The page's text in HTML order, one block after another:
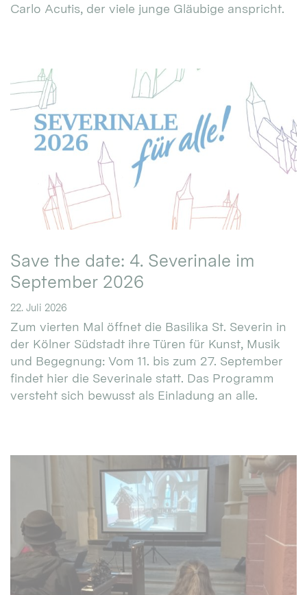
Carlo Acutis, der viele junge Gläubige anspricht.
Save the date: 4. Severinale im
September 2026
22. Juli 2026
Zum vierten Mal öffnet die Basilika St. Severin in
der Kölner Südstadt ihre Türen für Kunst, Musik
und Begegnung: Vom 11. bis zum 27. September
findet hier die Severinale statt. Das Programm
versteht sich bewusst als Einladung an alle.